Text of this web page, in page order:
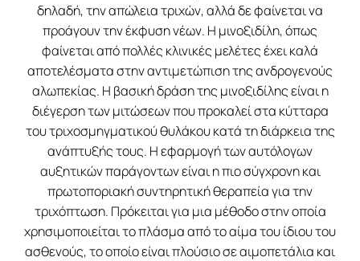
δηλαδή, την απώλεια τριχών, αλλά δε φαίνεται να
προάγουν την έκφυση νέων. Η μινοξιδίλη, όπως
φαίνεται από πολλές κλινικές μελέτες έχει καλά
αποτελέσματα στην αντιμετώπιση της ανδρογενούς
αλωπεκίας. Η βασική δράση της μινοξιδίλης είναι η
διέγερση των μιτώσεων που προκαλεί στα κύτταρα
του τριχοσμηγματικού θυλάκου κατά τη διάρκεια της
ανάπτυξής τους. Η εφαρμογή των αυτόλογων
αυξητικών παράγοντων είναι η πιο σύγχρονη και
πρωτοποριακή συντηρητική θεραπεία για την
τριχόπτωση. Πρόκειται για μια μέθοδο στην οποία
χρησιμοποιείται το πλάσμα από το αίμα του ίδιου του
ασθενούς, το οποίο είναι πλούσιο σε αιμοπετάλια και